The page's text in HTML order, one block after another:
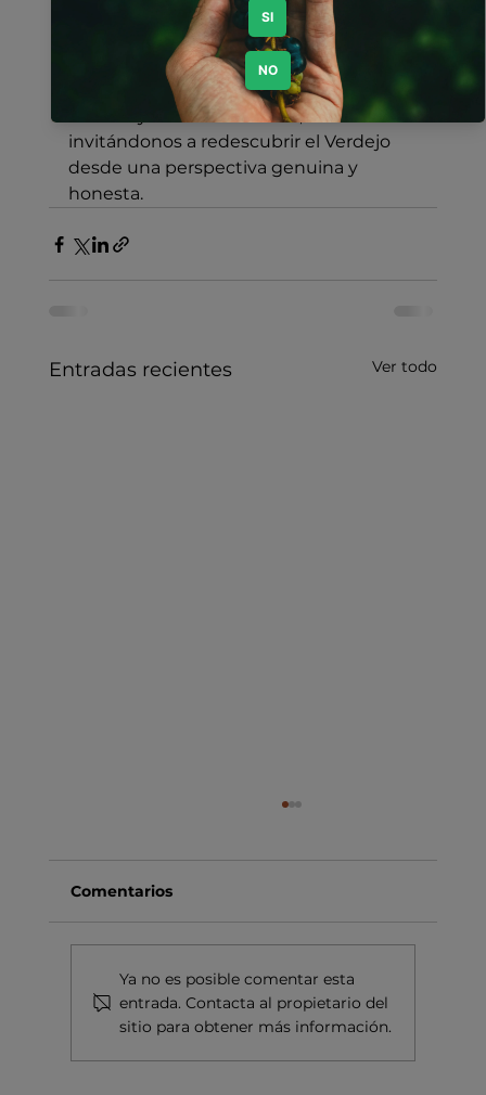
y una mínima intervención en bodega.
El resultado son vinos sinceros, llenos
de frescura, expresión y profundidad,
que recuperan la verdadera esencia de
La Seca y de la D.O. Rueda,
invitándonos a redescubrir el Verdejo
desde una perspectiva genuina y
honesta.
Entradas recientes Ver todo
VINYES DEL TERRER, TIERRA DE
Comentarios
Ya no es posible comentar esta
entrada. Contacta al propietario del
sitio para obtener más información.